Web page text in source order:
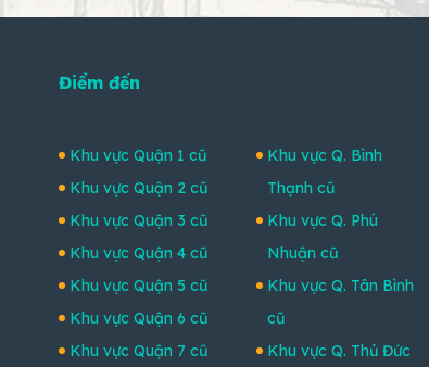
Điểm đến
Khu vực Quận 1 cũ
Khu vực Quận 2 cũ
Khu vực Quận 3 cũ
Khu vực Quận 4 cũ
Khu vực Quận 5 cũ
Khu vực Quận 6 cũ
Khu vực Quận 7 cũ
Khu vực Q. Bình
Thạnh cũ
Khu vực Q. Phú
Nhuận cũ
Khu vực Q. Tân Bình
cũ
Khu vực Q. Thủ Đức